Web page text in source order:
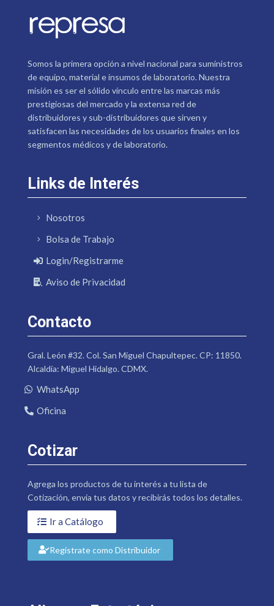
Somos la primera opción a nivel nacional para suministros
de equipo, material e insumos de laboratorio. Nuestra
misión es ser el sólido vínculo entre las marcas más
prestigiosas del mercado y la extensa red de
distribuidores y sub-distribuidores que sirven y
satisfacen las necesidades de los usuarios finales en los
segmentos médicos y de laboratorio.
Links de Interés
Nosotros
Bolsa de Trabajo
Login/Registrarme
Aviso de Privacidad
Contacto
Gral. León #32. Col. San Miguel Chapultepec. CP: 11850.
Alcaldía: Miguel Hidalgo. CDMX.
WhatsApp
Oficina
Cotizar
Agrega los productos de tu interés a tu lista de
Cotización, envía tus datos y recibirás todos los detalles.
Ir a Catálogo
Regístrate como Distribuidor